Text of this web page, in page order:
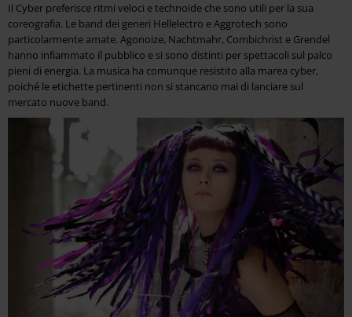
Il Cyber preferisce ritmi veloci e technoide che sono utili per la sua
coreografia. Le band dei generi Hellelectro e Aggrotech sono
particolarmente amate. Agonoize, Nachtmahr, Combichrist e Grendel
hanno infiammato il pubblico e si sono distinti per spettacoli sul palco
pieni di energia. La musica ha comunque resistito alla marea cyber,
poiché le etichette pertinenti non si stancano mai di lanciare sul
mercato nuove band.